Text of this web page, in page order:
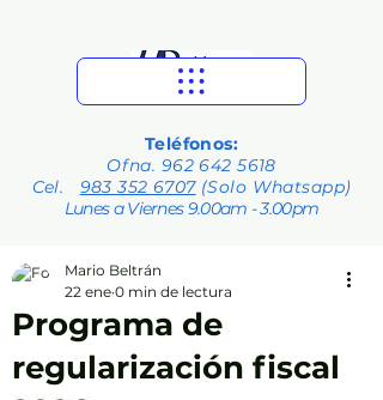
Teléfonos:
Ofna. 962 642 5618
Cel. 983 352 6707(Solo Whatsapp)
Lunes a Viernes 9.00am - 3.00pm
Programa de
regularización fiscal
Mario Beltrán
22 ene 0 min de lectura